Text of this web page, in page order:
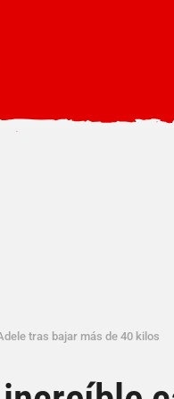
tras bajar más de 40 kilos